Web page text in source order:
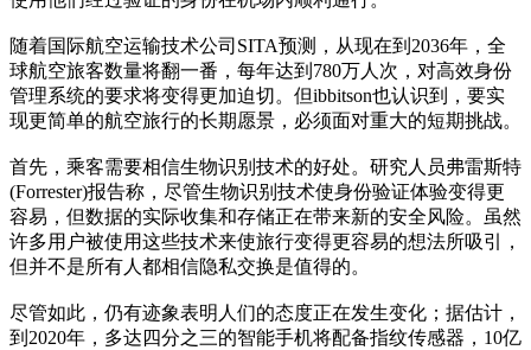
随着国际航空运输技术公司SITA预测，从现在到2036年，全
球航空旅客数量将翻一番，每年达到780万人次，对高效身份
管理系统的要求将变得更加迫切。但ibbitson也认识到，要实
现更简单的航空旅行的长期愿景，必须面对重大的短期挑战。
首先，乘客需要相信生物识别技术的好处。研究人员弗雷斯特
(Forrester)报告称，尽管生物识别技术使身份验证体验变得更
容易，但数据的实际收集和存储正在带来新的安全风险。虽然
许多用户被使用这些技术来使旅行变得更容易的想法所吸引，
但并不是所有人都相信隐私交换是值得的。
尽管如此，仍有迹象表明人们的态度正在发生变化；据估计，
到2020年，多达四分之三的智能手机将配备指纹传感器，10亿